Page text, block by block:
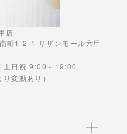
店
町1-2-1 サザンモール六甲
日祝 9:00～19:00
変動あり）